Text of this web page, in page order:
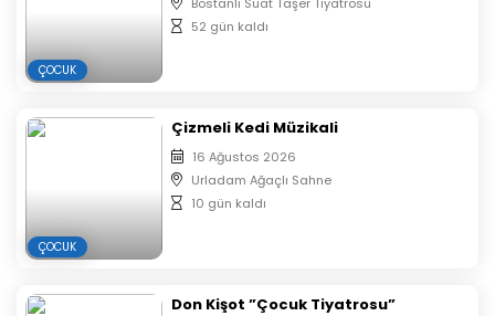
ÇOCUK
52 gün kaldı
ÇOCUK
Çizmeli Kedi Müzikali
16 Ağustos 2026
Urladam Ağaçlı Sahne
10 gün kaldı
Don Kişot ”Çocuk Tiyatrosu”